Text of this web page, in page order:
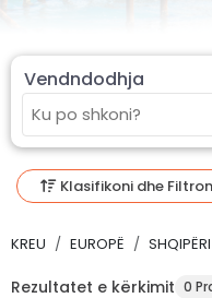
Vendndodhja
Klasifikoni dhe
KREU EUROPË SHQIPËRI
Rezultatet e kërkimit 0